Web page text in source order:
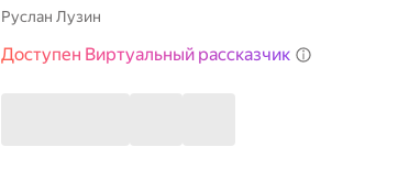
Руслан Лузин
Доступен Виртуальный рассказчик